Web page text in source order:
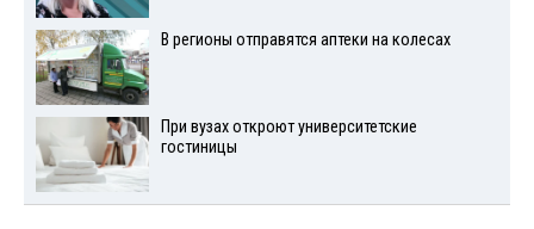
В регионы отправятся аптеки на колесах
При вузах откроют университетские
гостиницы